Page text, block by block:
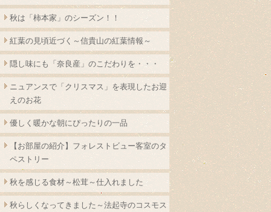
秋は「柿本家」のシーズン！！
紅葉の見頃近づく～信貴山の紅葉情報～
隠し味にも「奈良産」のこだわりを・・・
ニュアンスで「クリスマス」を表現したお迎
えのお花
優しく暖かな朝にぴったりの一品
【お部屋の紹介】フォレストビュー客室のタ
ペストリー
秋を感じる食材～松茸～仕入れました
秋らしくなってきました～法起寺のコスモス